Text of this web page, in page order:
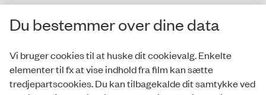
CVR-nr.: 77806113
EAN-nr.: 5798000016002
Privatlivspolitik
Du bestemmer over dine data
Vi bruger cookies til at huske dit cookievalg. Enkelte
elementer til fx at vise indhold fra film kan sætte
tredjepartscookies. Du kan tilbagekalde dit samtykke ved